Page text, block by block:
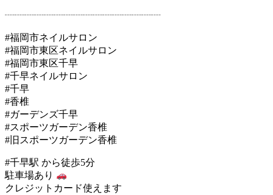
┈┈┈┈┈┈┈┈┈┈┈┈┈┈┈┈
#福岡市ネイルサロン
#福岡市東区ネイルサロン
#福岡市東区千早
#千早ネイルサロン
#千早
#香椎
#ガーデンズ千早
#スポーツガーデン香椎
#旧スポーツガーデン香椎
#千早駅 から徒歩5分
駐車場あり
クレジットカード使えます